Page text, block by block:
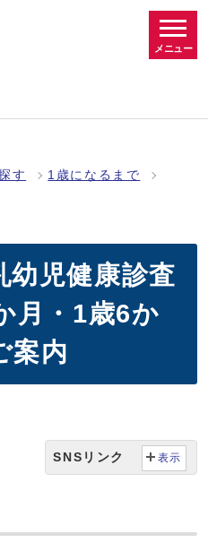
メニュー
す 1歳になるまで
児健康診査
月・1歳6か
案内
SNSリンク 表示